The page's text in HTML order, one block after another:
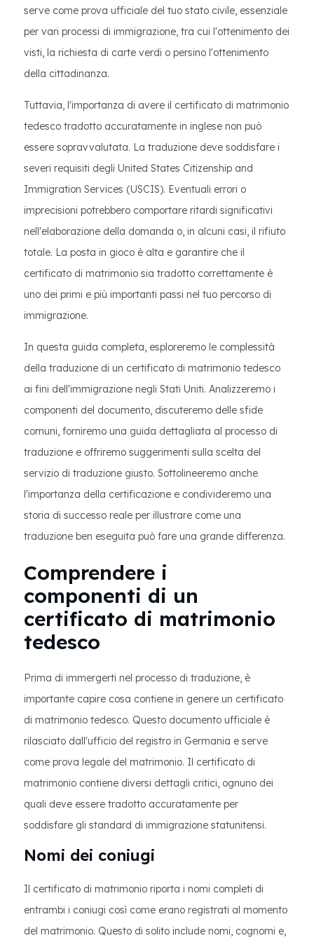
serve come prova ufficiale del tuo stato civile, essenziale
per vari processi di immigrazione, tra cui l'ottenimento dei
visti, la richiesta di carte verdi o persino l'ottenimento
della cittadinanza.
Tuttavia, l'importanza di avere il certificato di matrimonio
tedesco tradotto accuratamente in inglese non può
essere sopravvalutata. La traduzione deve soddisfare i
severi requisiti degli United States Citizenship and
Immigration Services (USCIS). Eventuali errori o
imprecisioni potrebbero comportare ritardi significativi
nell'elaborazione della domanda o, in alcuni casi, il rifiuto
totale. La posta in gioco è alta e garantire che il
certificato di matrimonio sia tradotto correttamente è
uno dei primi e più importanti passi nel tuo percorso di
immigrazione.
In questa guida completa, esploreremo le complessità
della traduzione di un certificato di matrimonio tedesco
ai fini dell'immigrazione negli Stati Uniti. Analizzeremo i
componenti del documento, discuteremo delle sfide
comuni, forniremo una guida dettagliata al processo di
traduzione e offriremo suggerimenti sulla scelta del
servizio di traduzione giusto. Sottolineeremo anche
l'importanza della certificazione e condivideremo una
storia di successo reale per illustrare come una
traduzione ben eseguita può fare una grande differenza.
Comprendere i
componenti di un
certificato di matrimonio
tedesco
Prima di immergerti nel processo di traduzione, è
importante capire cosa contiene in genere un certificato
di matrimonio tedesco. Questo documento ufficiale è
rilasciato dall'ufficio del registro in Germania e serve
come prova legale del matrimonio. Il certificato di
matrimonio contiene diversi dettagli critici, ognuno dei
quali deve essere tradotto accuratamente per
soddisfare gli standard di immigrazione statunitensi.
Nomi dei coniugi
Il certificato di matrimonio riporta i nomi completi di
entrambi i coniugi così come erano registrati al momento
del matrimonio. Questo di solito include nomi, cognomi e,